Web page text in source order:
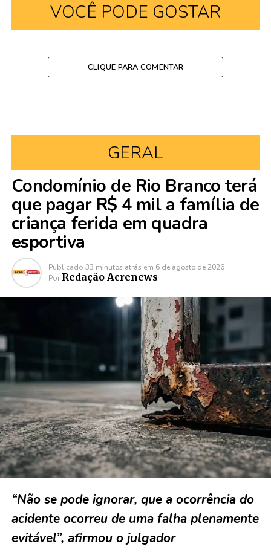
VOCÊ PODE GOSTAR
CLIQUE PARA COMENTAR
GERAL
Condomínio de Rio Branco terá
que pagar R$ 4 mil a família de
criança ferida em quadra
esportiva
Publicado 33 minutos atrás em 6 de agosto de 2026
Por Redação Acrenews
“Não se pode ignorar, que a ocorrência do
acidente ocorreu de uma falha plenamente
evitável”, afirmou o julgador